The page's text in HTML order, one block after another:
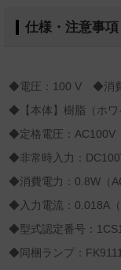
仕様・注意事項
◆電圧：100 V ◆消
◆【本体】樹脂（ホワ
◆定格電圧：AC100V
◆非常時入力：
◆消費電力：0.8W（
◆入力電流：0.018A（
◆型式認定番号：
◆同梱ランプ：